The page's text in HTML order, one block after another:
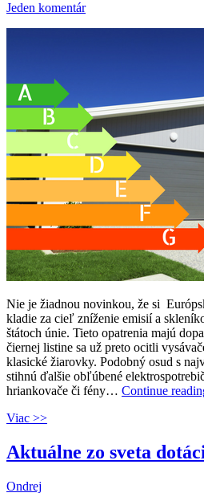
Jeden komentár
Nie je žiadnou novinkou, že si
kladie za cieľ zníženie emisií a
štátoch únie. Tieto opatrenia majú
čiernej listine sa už preto ocitli
klasické žiarovky. Podobný osud s
stihnú ďalšie obľúbené
hriankovače či fény… Continue
Viac >>
Aktuálne zo sveta
Ondrej